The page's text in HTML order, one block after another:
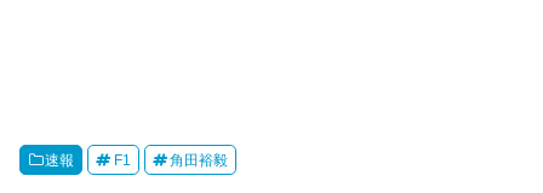
速報 F1 角田裕毅